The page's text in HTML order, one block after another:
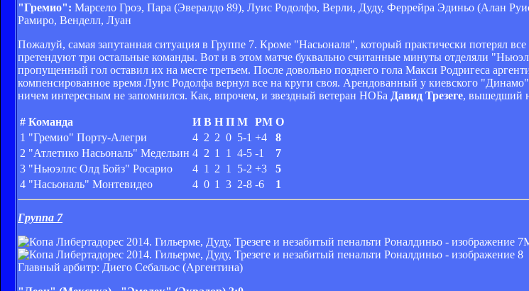
"Гремио": Марсело Гроэ, Пара (Эвералдо 89), Луис Родолфо, Верли, Дуду, Феррейра Эдиньо (Алан
Рамиро, Венделл, Луан
Пожалуй, самая запутанная ситуация в Группе 7. Кроме "Насьоналя", который практически потерял
претендуют три остальные команды. Вот и в этом матче буквально считанные минуты отделяли
пропущенный гол оставил их на месте третьем. После довольно позднего гола Макси Родригеса
компенсированное время Луис Родолфа вернул все на круги своя. Арендованный у киевского "Динамо"
ничем интересным не запомнился. Как, впрочем, и звездный ветеран НОБа Давид Трезеге, вышедший
# Команда И В Н П М РМ О
1 "Гремио" Порту-Алегри 4 2 2 0 5-1 +4
8
2 "Атлетико Насьональ" Медельин 4 2 1 1 4-5 -1
7
3 "Ньюэллс Олд Бойз" Росарио 4 1 2 1 5-2 +3
5
4 "Насьональ" Монтевидео 4 0 1 3 2-8 -6 1
Группа 7
Главный арбитр: Диего Себальос (Аргентина)